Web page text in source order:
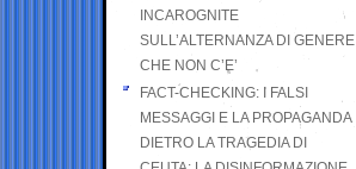
INCAROGNITE
SULL’ALTERNANZA DI GENERE
CHE NON C’E’
FACT-CHECKING: I FALSI
MESSAGGI E LA PROPAGANDA
DIETRO LA TRAGEDIA DI